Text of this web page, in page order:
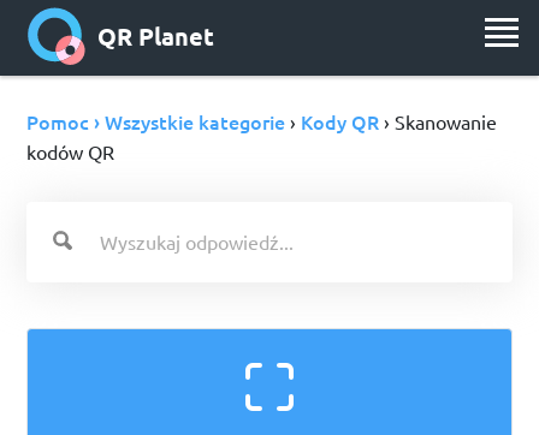
QR Planet
Pomoc › Wszystkie kategorie › Kody QR › Skanowanie
kodów QR